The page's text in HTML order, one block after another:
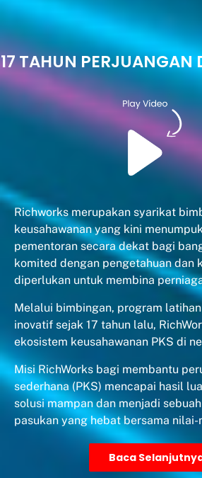
17 TAHUN PERJUANGAN
Richworks merupakan syarikat
keusahawanan yang kini
pementoran secara dekat bagi
komited dengan pengetahuan dan
diperlukan untuk membina
Melalui bimbingan, program
inovatif sejak 17 tahun lalu,
ekosistem keusahawanan PKS di
Misi RichWorks bagi membantu
sederhana (PKS) mencapai hasil
solusi mampan dan menjadi
pasukan yang hebat bersama
Baca